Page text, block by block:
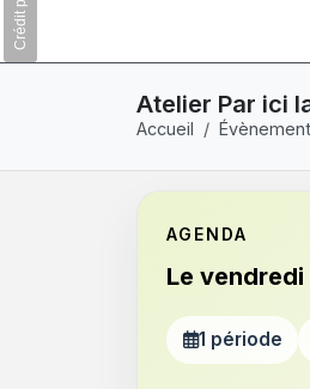
Atelier Par ici
Accueil
AGENDA
Le
1 période